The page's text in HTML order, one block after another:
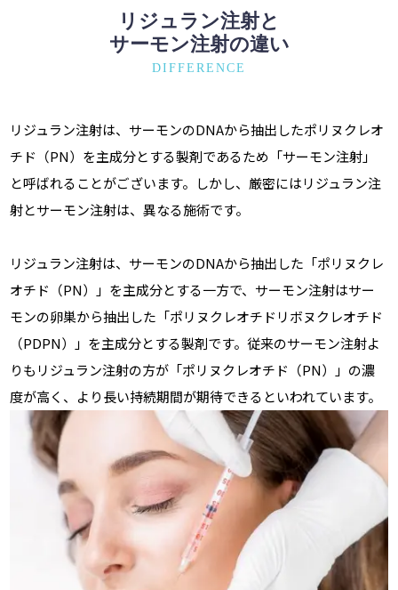
リジュラン注射と
サーモン注射の違い
DIFFERENCE
リジュラン注射は、サーモンのDNAから抽出したポリヌクレオ
チド（PN）を主成分とする製剤であるため「サーモン注射」
と呼ばれることがございます。しかし、厳密にはリジュラン注
射とサーモン注射は、異なる施術です。
リジュラン注射は、サーモンのDNAから抽出した「ポリヌクレ
オチド（PN）」を主成分とする一方で、サーモン注射はサー
モンの卵巣から抽出した「ポリヌクレオチドリボヌクレオチド
（PDPN）」を主成分とする製剤です。従来のサーモン注射よ
りもリジュラン注射の方が「ポリヌクレオチド（PN）」の濃
度が高く、より長い持続期間が期待できるといわれています。